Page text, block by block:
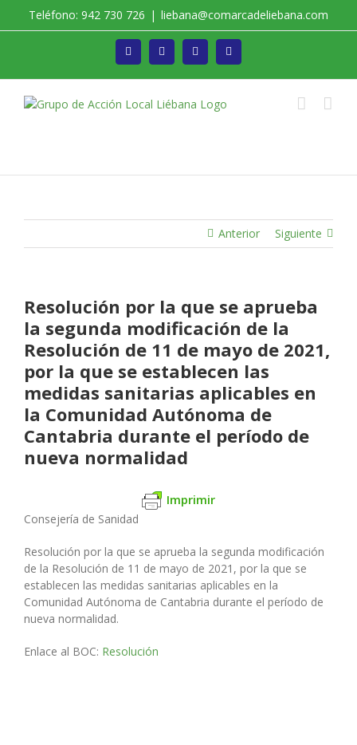
Teléfono: 942 730 726 | liebana@comarcadeliebana.com
Facebook Twitter Instagram
Anterior Siguiente
Resolución por la que se aprueba
la segunda modificación de la
Resolución de 11 de mayo de 2021,
por la que se establecen las
medidas sanitarias aplicables en
la Comunidad Autónoma de
Cantabria durante el período de
nueva normalidad
Imprimir
Consejería de Sanidad
Resolución por la que se aprueba la segunda modificación
de la Resolución de 11 de mayo de 2021, por la que se
establecen las medidas sanitarias aplicables en la
Comunidad Autónoma de Cantabria durante el período de
nueva normalidad.
Enlace al BOC: Resolución